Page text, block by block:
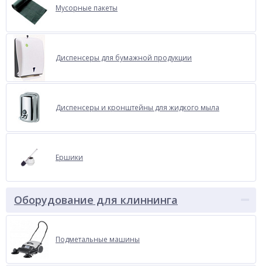
Мусорные пакеты
Диспенсеры для бумажной продукции
Диспенсеры и кронштейны для жидкого мыла
Ершики
Оборудование для клиннинга
Подметальные машины